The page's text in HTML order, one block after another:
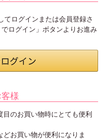
てログインまたは会員登録さ
ログイン」ボタンよりお進み
様
のお買い物時にとても便利
お買い物が便利になりま